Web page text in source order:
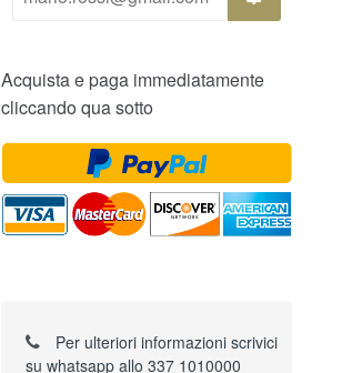
Acquista e paga immediatamente
cliccando qua sotto
Per ulteriori informazioni scrivici
su whatsapp allo 337 1010000